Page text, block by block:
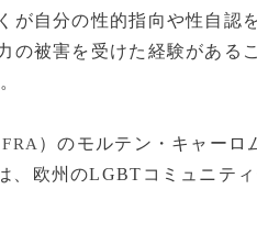
が自分の性的指向や性自認
の被害を受けた経験がある
FRA ）のモルテン・キャーロ
、欧州のLGBTコミュニテ